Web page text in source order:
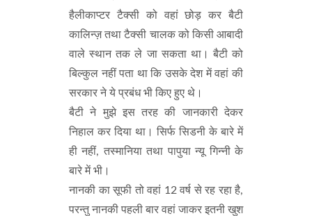
हैलीकाप्टर टैक्सी को वहां छोड़ कर बैटी
कालिन्ज़ तथा टैक्सी चालक को किसी आबादी
वाले स्थान तक ले जा सकता था। बैटी को
बिल्कुल नहीं पता था कि उसके देश में वहां की
सरकार ने ये प्रबंध भी किए हुए थे।
बैटी ने मुझे इस तरह की जानकारी देकर
निहाल कर दिया था। सिर्फ सिडनी के बारे में
ही नहीं, तस्मानिया तथा पापुया न्यू गिन्नी के
बारे में भी।
नानकी का सूफी तो वहां 12 वर्ष से रह रहा है,
परन्तु नानकी पहली बार वहां जाकर इतनी खुश